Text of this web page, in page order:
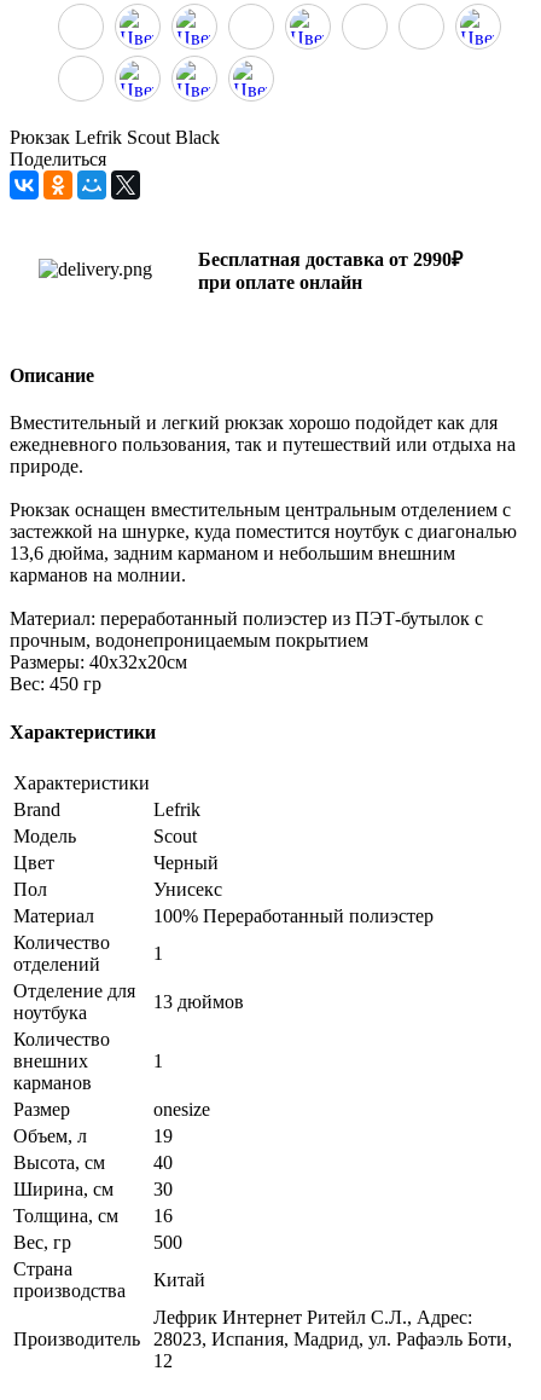
Рюкзак Lefrik Scout Black
Поделиться
Бесплатная доставка от 2990₽
при оплате онлайн
Описание
Вместительный и легкий рюкзак хорошо подойдет как для
ежедневного пользования, так и путешествий или отдыха на
природе.
Рюкзак оснащен вместительным центральным отделением с
застежкой на шнурке, куда поместится ноутбук с диагональю
13,6 дюйма, задним карманом и небольшим внешним
карманов на молнии.
Материал: переработанный полиэстер из ПЭТ-бутылок с
прочным, водонепроницаемым покрытием
Размеры: 40x32x20см
Вес: 450 гр
Характеристики
Характеристики
Brand
Lefrik
Модель
Scout
Цвет
Черный
Пол
Унисекс
Материал
100% Переработанный полиэстер
Количество
отделений
1
Отделение для
ноутбука
13 дюймов
Количество
внешних
карманов
1
Размер
onesize
Объем, л
19
Высота, см
40
Ширина, см
30
Толщина, см
16
Вес, гр
500
Страна
производства
Китай
Производитель
Лефрик Интернет Ритейл С.Л., Адрес:
28023, Испания, Мадрид, ул. Рафаэль Боти,
12